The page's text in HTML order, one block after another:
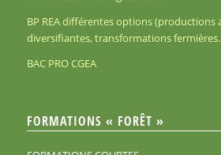
BP REA différentes options (productions
diversifiantes, transformations
BAC PRO CGEA
FORMATIONS « FORÊT »